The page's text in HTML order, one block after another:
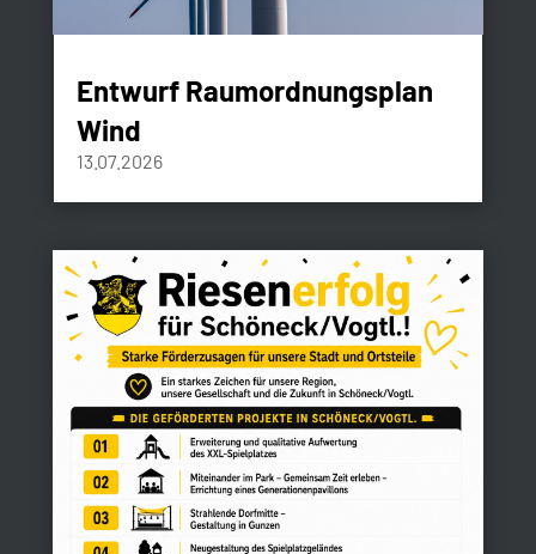
Entwurf Raumordnungsplan
Wind
13.07.2026